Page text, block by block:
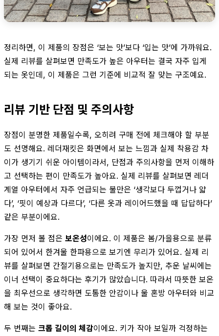
정리하면, 이 제품의 장점은 ‘보는 맛’보다 ‘입는 맛’에 가까워요.
실제 리뷰를 살펴보면 만족도가 높은 아우터는 결국 자주 입게
되는 옷인데, 이 제품은 그런 기준에 비교적 잘 맞는 구조예요.
리뷰 기반 단점 및 주의사항
장점이 분명한 제품일수록, 오히려 구매 전에 체크해야 할 부분
도 선명해요. 레더재킷은 화면에서 보는 느낌과 실제 착용감 차
이가 생기기 쉬운 아이템이라서, 단점과 주의사항을 먼저 이해하
고 선택하는 편이 만족도가 높아요. 실제 리뷰를 살펴보면 레더
계열 아우터에서 자주 언급되는 불만은 ‘생각보다 두껍거나 얇
다’, ‘핏이 예상과 다르다’, ‘다른 옷과 레이어드했을 때 답답하다’
같은 부분이에요.
가장 먼저 볼 점은 보온성이에요. 이 제품은 봄/가을용으로 분류
되어 있어서 한겨울 한파용으로 보기엔 무리가 있어요. 실제 리
뷰를 살펴보면 간절기용으로는 만족도가 높지만, 추운 날씨에는
이너 선택이 중요하다는 후기가 많았습니다. 따라서 따뜻한 보온
을 최우선으로 생각하면 도톰한 안감이나 울 혼방 아우터와 비교
해 보는 것이 좋아요.
두 번째는 크롭 길이의 체감이에요. 키가 작아 보일까 걱정하는